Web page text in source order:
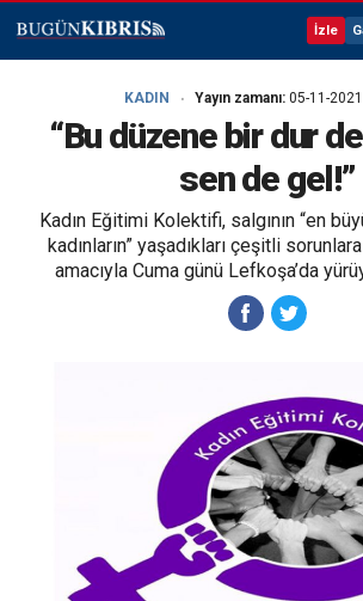
İzle
KADIN Yayın zamanı: 05-11-
“Bu düzene bir dur
sen de gel!”
Kadın Eğitimi Kolektifi, salgının “en
kadınların” yaşadıkları çeşitli
amacıyla Cuma günü Lefkoşa’da